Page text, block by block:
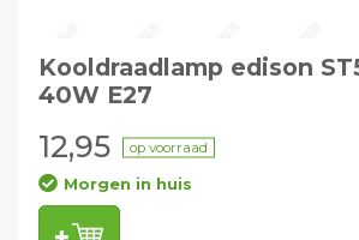
Kooldraadlamp edison
40W E27
12,95 op voorraad
Morgen in huis